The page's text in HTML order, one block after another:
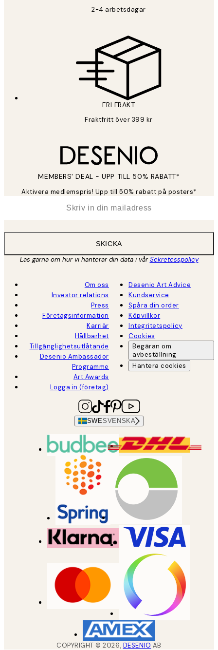
2-4 arbetsdagar
FRI FRAKT
Fraktfritt över 399 kr
MEMBERS' DEAL - UPP TILL 50% RABATT*
Aktivera medlemspris! Upp till 50% rabatt på posters*
SKICKA
Läs gärna om hur vi hanterar din data i vårSekretesspolicy
Om oss
Investor relations
Press
Företagsinformation
Karriär
Hållbarhet
Tillgänglighetsutlåtande
Desenio Ambassador
Programme
Art Awards
Logga in (företag)
Desenio Art Advice
Kundservice
Spåra din order
Köpvillkor
Integritetspolicy
Cookies
Begäran om
avbeställning
Hantera cookies
SWESVENSKA
COPYRIGHT ©2026, DESENIO AB